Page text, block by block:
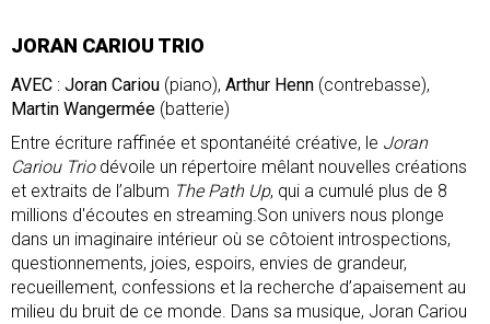
JORAN CARIOU TRIO
AVEC : Joran Cariou (piano), Arthur Henn (contrebasse),
Martin Wangermée (batterie)
Entre écriture raffinée et spontanéité créative, le Joran
Cariou Trio dévoile un répertoire mêlant nouvelles créations
et extraits de l’album The Path Up, qui a cumulé plus de 8
millions d'écoutes en streaming.Son univers nous plonge
dans un imaginaire intérieur où se côtoient introspections,
questionnements, joies, espoirs, envies de grandeur,
recueillement, confessions et la recherche d’apaisement au
milieu du bruit de ce monde. Dans sa musique, Joran Cariou